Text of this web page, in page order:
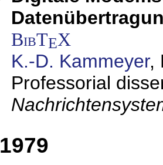
BibTEX
K.-D. Kammeyer,
Professorial
1979